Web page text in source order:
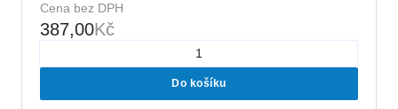
Cena bez DPH
387,00Kč
Do košíku